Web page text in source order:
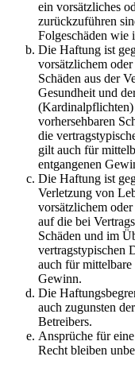
ein vorsätzliches
zurückzuführen
Folgeschäden wie
Die Haftung ist
vorsätzlichem
Schäden aus der
Gesundheit und
(Kardinalpflichten)
vorhersehbaren
die
gilt auch für
entgangenen
Die Haftung ist
Verletzung von
vorsätzlichem
auf die bei
Schäden und im
vertragstypischen
auch für mittelbare
Gewinn.
Die
auch zugunsten
Betreibers.
Ansprüche für
Recht bleiben